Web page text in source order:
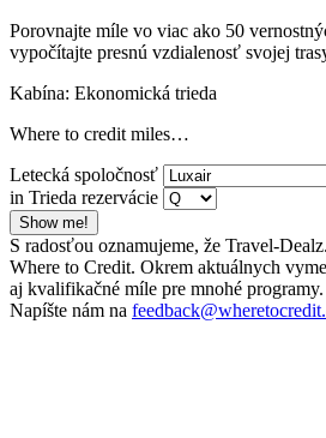
Porovnajte míle vo viac ako 50
vypočítajte presnú vzdialenosť svojej
Kabína: Ekonomická trieda
Where to credit miles…
Letecká spoločnosť
in Trieda rezervácie
Show me!
S radosťou oznamujeme, že Travel-
Where to Credit. Okrem aktuálnych
aj kvalifikačné míle pre mnohé
Napíšte nám na